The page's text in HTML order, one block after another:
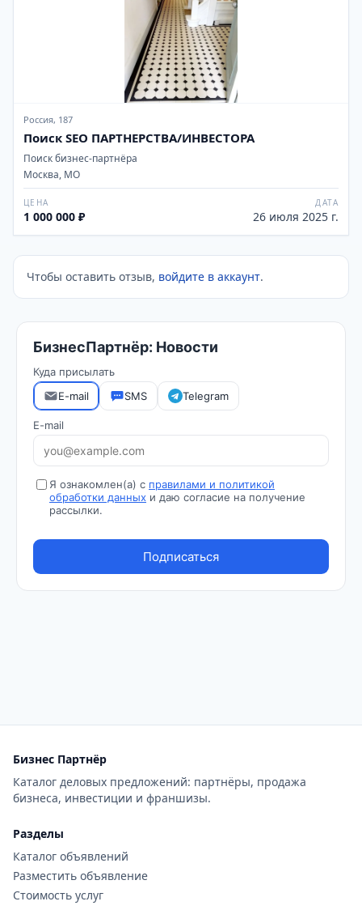
Россия, 187
Поиск SEO ПАРТНЕРСТВА/ИНВЕСТОРА
Поиск бизнес-партнёра
Москва, МО
ЦЕНА
1 000 000 ₽
ДАТА
26 июля 2025 г.
Чтобы оставить отзыв, войдите в аккаунт.
Бизнес Партнёр
Каталог деловых предложений: партнёры, продажа
бизнеса, инвестиции и франшизы.
Разделы
Каталог объявлений
Разместить объявление
Стоимость услуг